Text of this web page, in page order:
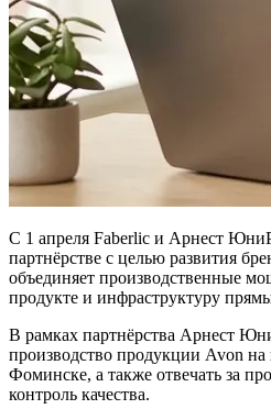
С 1 апреля Faberlic и Арнест
партнёрстве с целью развития
объединяет производственные
продукте и инфраструктуру
В рамках партнёрства Арнест
производство продукции Avon
Фоминске, а также отвечать за
контроль качества.